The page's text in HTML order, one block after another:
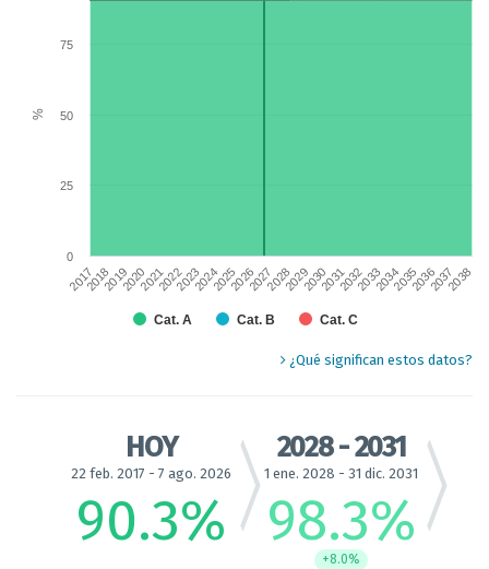
Sobre la base de los compromisos de aplicación contraídos
Hoy 90.3%
%
Cat. A Cat. B Cat. C
2017201820192020202120222023202420252026202720282029203020312032203320342035203620372038
0
25
50
75
¿Qué significan estos datos?
HOY
22 feb. 2017 - 7 ago. 2026
90.3%
2028 - 2031
1 ene. 2028 - 31 dic. 2031
98.3%
+8.0%